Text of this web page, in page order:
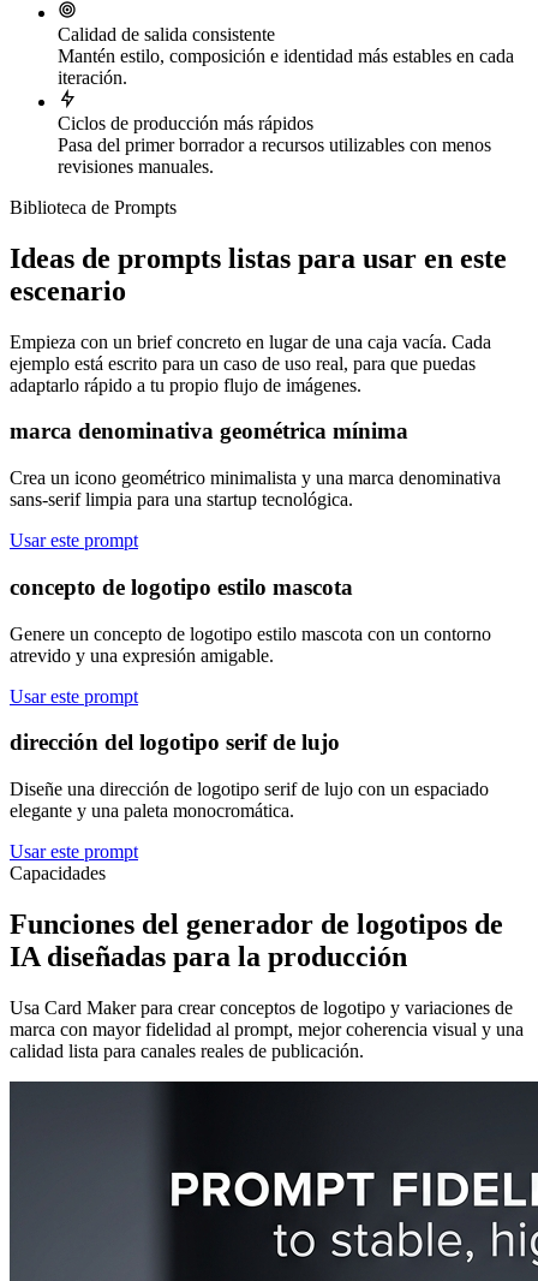
Calidad de salida consistente
Mantén estilo, composición e identidad más estables en cada
iteración.
Ciclos de producción más rápidos
Pasa del primer borrador a recursos utilizables con menos
revisiones manuales.
Biblioteca de Prompts
Ideas de prompts listas para usar en este
escenario
Empieza con un brief concreto en lugar de una caja vacía. Cada
ejemplo está escrito para un caso de uso real, para que puedas
adaptarlo rápido a tu propio flujo de imágenes.
marca denominativa geométrica mínima
Crea un icono geométrico minimalista y una marca denominativa
sans-serif limpia para una startup tecnológica.
Usar este prompt
concepto de logotipo estilo mascota
Genere un concepto de logotipo estilo mascota con un contorno
atrevido y una expresión amigable.
Usar este prompt
dirección del logotipo serif de lujo
Diseñe una dirección de logotipo serif de lujo con un espaciado
elegante y una paleta monocromática.
Usar este prompt
Capacidades
Funciones del generador de logotipos de
IA diseñadas para la producción
Usa Card Maker para crear conceptos de logotipo y variaciones de
marca con mayor fidelidad al prompt, mejor coherencia visual y una
calidad lista para canales reales de publicación.